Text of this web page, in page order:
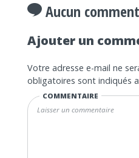
Aucun
Ajouter un
Votre adresse e-mail ne
obligatoires sont indiqués
COMMENTAIRE